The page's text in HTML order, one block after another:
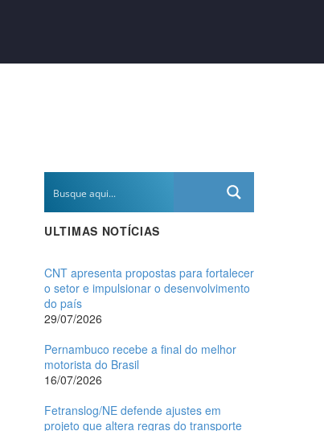
ULTIMAS NOTÍCIAS
CNT apresenta propostas para fortalecer
o setor e impulsionar o desenvolvimento
do país
29/07/2026
Pernambuco recebe a final do melhor
motorista do Brasil
16/07/2026
Fetranslog/NE defende ajustes em
projeto que altera regras do transporte